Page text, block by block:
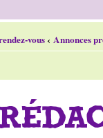
vous‹ Annonces